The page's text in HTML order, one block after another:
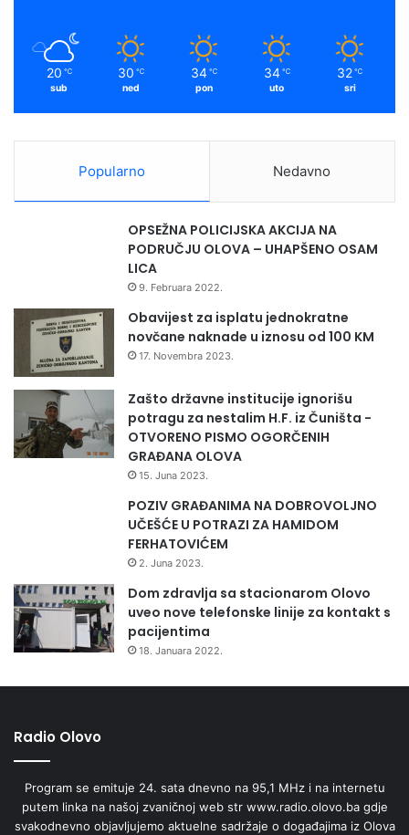
20 ℃
sub
30 ℃
ned
34 ℃
pon
34 ℃
uto
32 ℃
sri
Popularno Nedavno
OPSEŽNA POLICIJSKA AKCIJA NA
PODRUČJU OLOVA – UHAPŠENO OSAM
LICA
9. Februara 2022.
Obavijest za isplatu jednokratne
novčane naknade u iznosu od 100 KM
17. Novembra 2023.
Zašto državne institucije ignorišu
potragu za nestalim H.F. iz Čuništa -
OTVORENO PISMO OGORČENIH
GRAĐANA OLOVA
15. Juna 2023.
POZIV GRAĐANIMA NA DOBROVOLJNO
UČEŠĆE U POTRAZI ZA HAMIDOM
FERHATOVIĆEM
2. Juna 2023.
Dom zdravlja sa stacionarom Olovo
uveo nove telefonske linije za kontakt s
pacijentima
18. Januara 2022.
Radio Olovo
Program se emituje 24. sata dnevno na 95,1 MHz i na internetu
putem linka na našoj zvaničnoj web str www.radio.olovo.ba gdje
svakodnevno objavljujemo aktuelne sadržaje o događajima iz Olova